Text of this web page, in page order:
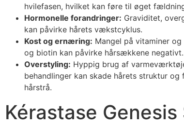
hvilefasen, hvilket kan føre til øget
Hormonelle forandringer: Graviditet,
kan påvirke hårets vækstcyklus.
Kost og ernæring: Mangel på vitaminer
og biotin kan påvirke hårsækkene negativt.
Overstyling: Hyppig brug af
behandlinger kan skade hårets struktur
hårstrå.
Kérastase